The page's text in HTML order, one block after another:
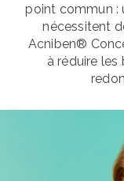
point commun :
nécessitent
Acniben®
à réduire